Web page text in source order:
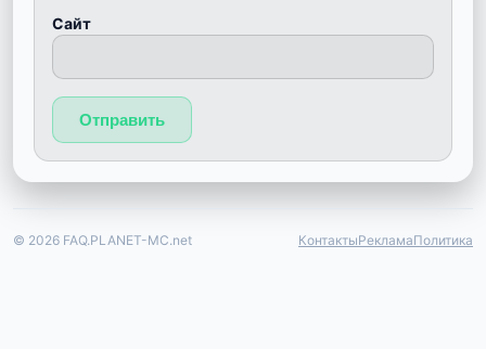
Сайт
© 2026 FAQ.PLANET-MC.net КонтактыРекламаПолитика